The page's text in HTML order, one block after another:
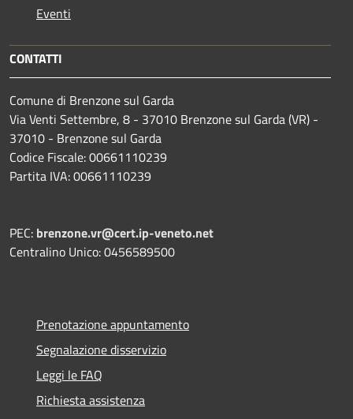
Eventi
CONTATTI
Comune di Brenzone sul Garda
Via Venti Settembre, 8 - 37010 Brenzone sul Garda (VR) -
37010 - Brenzone sul Garda
Codice Fiscale: 00661110239
Partita IVA: 00661110239
PEC: brenzone.vr@cert.ip-veneto.net
Centralino Unico: 0456589500
Prenotazione appuntamento
Segnalazione disservizio
Leggi le FAQ
Richiesta assistenza